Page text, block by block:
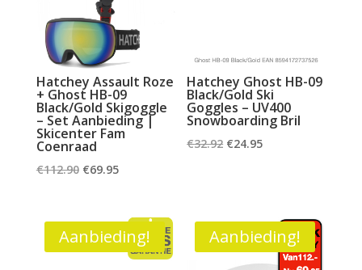
Hatchey Assault Roze
+ Ghost HB-09
Black/Gold Skigoggle
– Set Aanbieding |
Skicenter Fam
Coenraad
€112.90 Oorspronkelijke
€112.90.
€69.95Huidige
€69.95.
Hatchey Ghost HB-09
Black/Gold Ski
Goggles – UV400
Snowboarding Bril
€32.92 Oorspronkelijke
€24.95Huidige
Aanbieding! Aanbieding!